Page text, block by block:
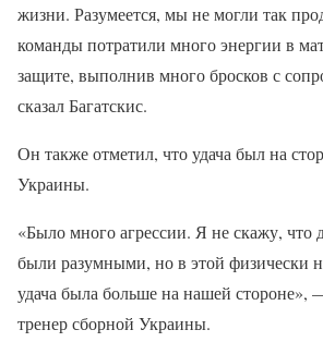
жизни. Разумеется, мы не могли так
команды потратили много энергии в
защите, выполнив много бросков с
сказал Багатскис.
Он также отметил, что удача был на
Украины.
«Было много агрессии. Я не скажу, что
были разумными, но в этой физически
удача была больше на нашей стороне»,
тренер сборной Украины.